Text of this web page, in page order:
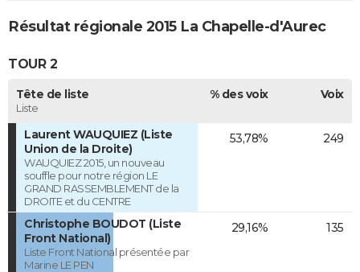
Résultat régionale 2015 La Chapelle-d'Aurec
TOUR 2
Tête de liste
Liste
% des voix Voix
Laurent WAUQUIEZ (Liste
Union de la Droite)
WAUQUIEZ 2015, un nouveau
souffle pour notre région LE
GRAND RASSEMBLEMENT de la
DROITE et du CENTRE
53,78% 249
Christophe BOUDOT (Liste
Front National)
Liste Front National présentée par
Marine LE PEN
29,16% 135